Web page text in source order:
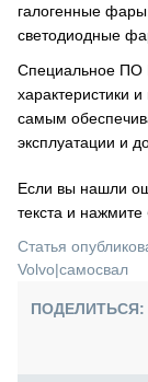
галогенные
светодиодные
Специальное ПО
характеристики
самым
эксплуатации и
Если вы нашли
текста и нажмите
Статья
Volvo|самосвал
ПОДЕЛИТЬСЯ: